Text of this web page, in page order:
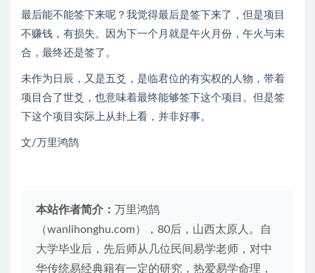
最后能不能签下来呢？我觉得最后是签下来了，但是项目
不赚钱，有损失。因为下一个月就是午火月份，午火与未
合，最终还是签了。
未作为日辰，又是五爻，是临君位的有实权的人物，带着
项目合了世爻，也意味着最终能够签下这个项目。但是签
下这个项目实际上从卦上看，并非好事。
文/万里鸿鹄
本站作者简介： 万里鸿鹄
（wanlihonghu.com），80后，山西太原人。自
大学毕业后，先后师从几位民间易学老师，对中
华传统易经典籍有一定的研究，热爱易学命理，